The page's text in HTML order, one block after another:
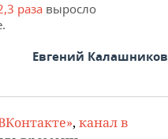
раза выросло
Евгений Калашников
, канал в